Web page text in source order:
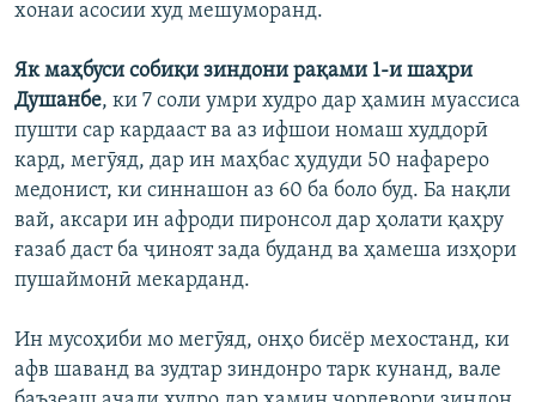
хонаи асосии худ мешуморанд.
Як маҳбуси собиқи зиндони рақами 1-и шаҳри
Душанбе, ки 7 соли умри худро дар ҳамин муассиса
пушти сар кардааст ва аз ифшои номаш худдорӣ
кард, мегӯяд, дар ин маҳбас ҳудуди 50 нафареро
медонист, ки синнашон аз 60 ба боло буд. Ба нақли
вай, аксари ин афроди пиронсол дар ҳолати қаҳру
ғазаб даст ба ҷиноят зада буданд ва ҳамеша изҳори
пушаймонӣ мекарданд.
Ин мусоҳиби мо мегӯяд, онҳо бисёр мехостанд, ки
афв шаванд ва зудтар зиндонро тарк кунанд, вале